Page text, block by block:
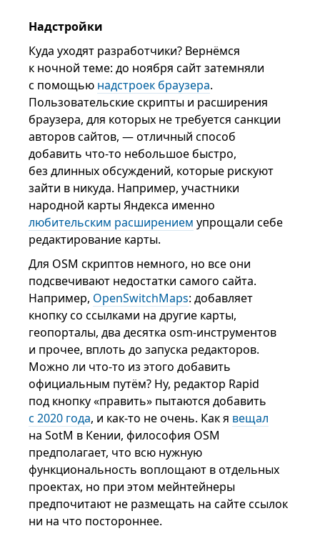
Надстройки
Куда уходят разработчики? Вернёмся
к ночной теме: до ноября сайт затемняли
с помощью надстроек браузера.
Пользовательские скрипты и расширения
браузера, для которых не требуется санкции
авторов сайтов, — отличный способ
добавить что-то небольшое быстро,
без длинных обсуждений, которые рискуют
зайти в никуда. Например, участники
народной карты Яндекса именно
любительским расширением упрощали себе
редактирование карты.
Для OSM скриптов немного, но все они
подсвечивают недостатки самого сайта.
Например, OpenSwitchMaps: добавляет
кнопку со ссылками на другие карты,
геопорталы, два десятка osm-инструментов
и прочее, вплоть до запуска редакторов.
Можно ли что-то из этого добавить
официальным путём? Ну, редактор Rapid
под кнопку «править» пытаются добавить
с 2020 года, и как-то не очень. Как я вещал
на SotM в Кении, философия OSM
предполагает, что всю нужную
функциональность воплощают в отдельных
проектах, но при этом мейнтейнеры
предпочитают не размещать на сайте ссылок
ни на что постороннее.